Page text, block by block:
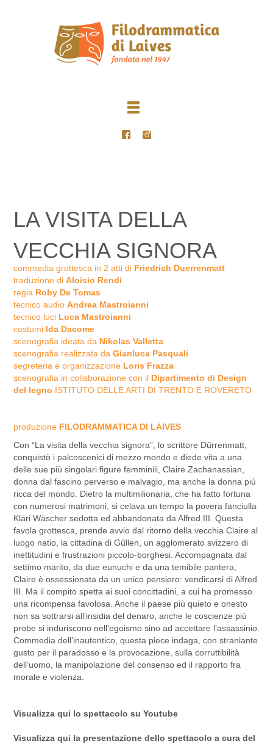
LA VISITA DELLA
VECCHIA SIGNORA
commedia grottesca in 2 atti di Friedrich Duerrenmatt
traduzione di Aloisio Rendi
regia Roby De Tomas
tecnico audio Andrea Mastroianni
tecnico luci Luca Mastroianni
costumi Ida Dacome
scenografia ideata da Nikolas Valletta
scenografia realizzata da Gianluca Pasquali
segreteria e organizzazione Loris Frazza
scenografia in collaborazione con il Dipartimento di Design
del legno ISTITUTO DELLE ARTI DI TRENTO E ROVERETO
produzione FILODRAMMATICA DI LAIVES
Con “La visita della vecchia signora”, lo scrittore Dűrrenmatt,
conquistò i palcoscenici di mezzo mondo e diede vita a una
delle sue più singolari figure femminili, Claire Zachanassian,
donna dal fascino perverso e malvagio, ma anche la donna più
ricca del mondo. Dietro la multimilionaria, che ha fatto fortuna
con numerosi matrimoni, si celava un tempo la povera fanciulla
Kläri Wäscher sedotta ed abbandonata da Alfred III. Questa
favola grottesca, prende avvio dal ritorno della vecchia Claire al
luogo natio, la cittadina di Gűllen, un agglomerato svizzero di
inettitudini e frustrazioni piccolo-borghesi. Accompagnata dal
settimo marito, da due eunuchi e da una temibile pantera,
Claire è ossessionata da un unico pensiero: vendicarsi di Alfred
III. Ma il compito spetta ai suoi concittadini, a cui ha promesso
una ricompensa favolosa. Anche il paese più quieto e onesto
non sa sottrarsi all’insidia del denaro, anche le coscienze più
probe si induriscono nell’egoismo sino ad accettare l’assassinio.
Commedia dell’inautentico, questa piece indaga, con straniante
gusto per il paradosso e la provocazione, sulla corruttibilità
dell’uomo, la manipolazione del consenso ed il rapporto fra
morale e violenza.
Visualizza qui lo spettacolo su Youtube
Visualizza qui la presentazione dello spettacolo a cura del